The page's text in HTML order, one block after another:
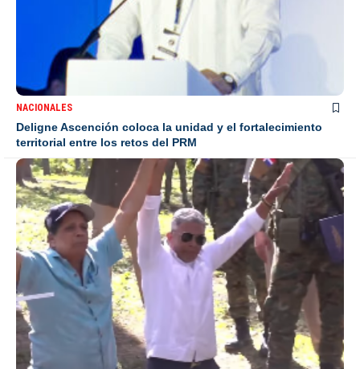
NACIONALES
Deligne Ascención coloca la unidad y el fortalecimiento
territorial entre los retos del PRM